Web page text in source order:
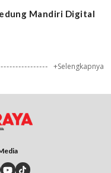
Mandiri Digital
+Selengkapnya